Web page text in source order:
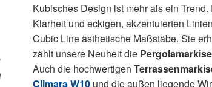
Kubisches Design ist mehr als ein
Klarheit und eckigen, akzentuierten
Cubic Line ästhetische Maßstäbe. Sie
zählt unsere Neuheit die Pergolamarkise
Auch die hochwertigen
Climara W10 und die außen liegende